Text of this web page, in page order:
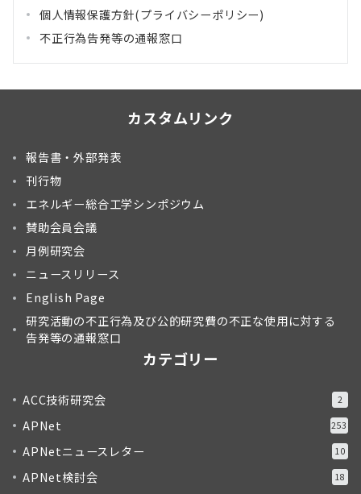
個人情報保護方針(プライバシーポリシー)
不正行為告発等の通報窓口
カスタムリンク
報告書・外部発表
刊行物
エネルギー総合工学シンポジウム
賛助会員会議
月例研究会
ニュースリリース
English Page
研究活動の不正行為及び公的研究費の不正な使用に対する
告発等の通報窓口
カテゴリー
ACC技術研究会 2
APNet 253
APNetニュースレター 10
APNet検討会 18